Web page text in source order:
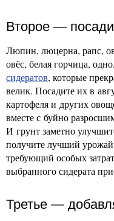
Второе —
Люпин, люцерна, рапс,
овёс, белая горчица,
сидератов, которые
велик. Посадите их в
картофеля и других
вместе с буйно
И грунт заметно
получите лучший
требующий особых
выбранного сидерата
Третье —